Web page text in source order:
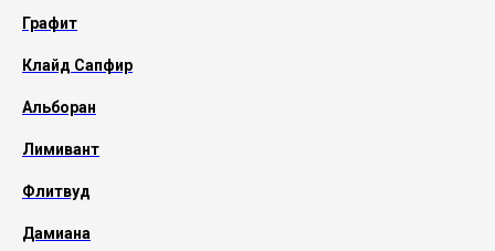
Графит
Клайд Сапфир
Альборан
Лимивант
Флитвуд
Дамиана